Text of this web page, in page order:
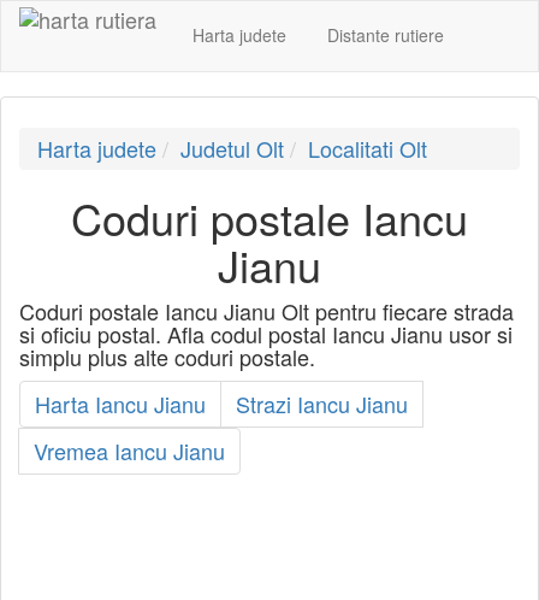
Harta judete Distante rutiere
Harta judete Judetul Olt Localitati Olt
Coduri postale Iancu
Jianu
Coduri postale Iancu Jianu Olt pentru fiecare strada
si oficiu postal. Afla codul postal Iancu Jianu usor si
simplu plus alte coduri postale.
Harta Iancu Jianu
Strazi Iancu Jianu
Vremea Iancu Jianu